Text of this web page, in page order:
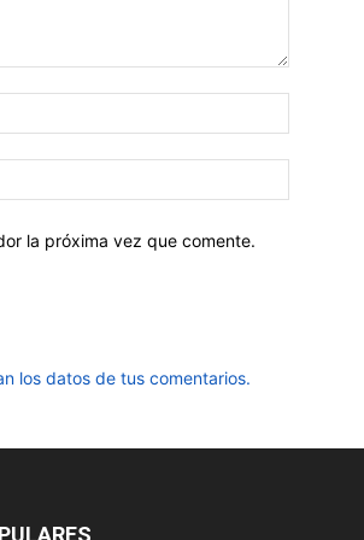
la próxima vez que comente.
los datos de tus comentarios.